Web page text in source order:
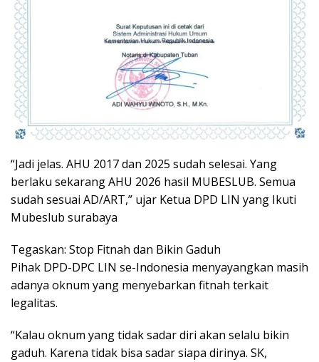
“Jadi jelas. AHU 2017 dan 2025 sudah selesai. Yang
berlaku sekarang AHU 2026 hasil MUBESLUB. Semua
sudah sesuai AD/ART,” ujar Ketua DPD LIN yang Ikuti
Mubeslub surabaya
Tegaskan: Stop Fitnah dan Bikin Gaduh
Pihak DPD-DPC LIN se-Indonesia menyayangkan masih
adanya oknum yang menyebarkan fitnah terkait
legalitas.
“Kalau oknum yang tidak sadar diri akan selalu bikin
gaduh. Karena tidak bisa sadar siapa dirinya. SK,